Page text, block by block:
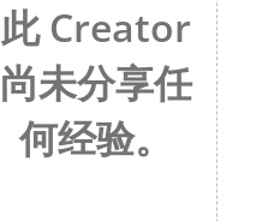
此 Creator
尚未分享任
何经验。